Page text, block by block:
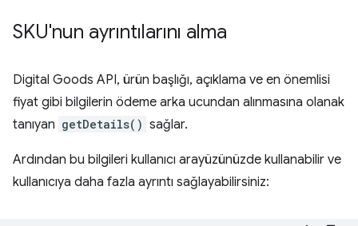
SKU'nun ayrıntılarını alma
Digital Goods API, ürün başlığı, açıklama ve en önemlisi
fiyat gibi bilgilerin ödeme arka ucundan alınmasına olanak
tanıyan getDetails() sağlar.
Ardından bu bilgileri kullanıcı arayüzünüzde kullanabilir ve
kullanıcıya daha fazla ayrıntı sağlayabilirsiniz: